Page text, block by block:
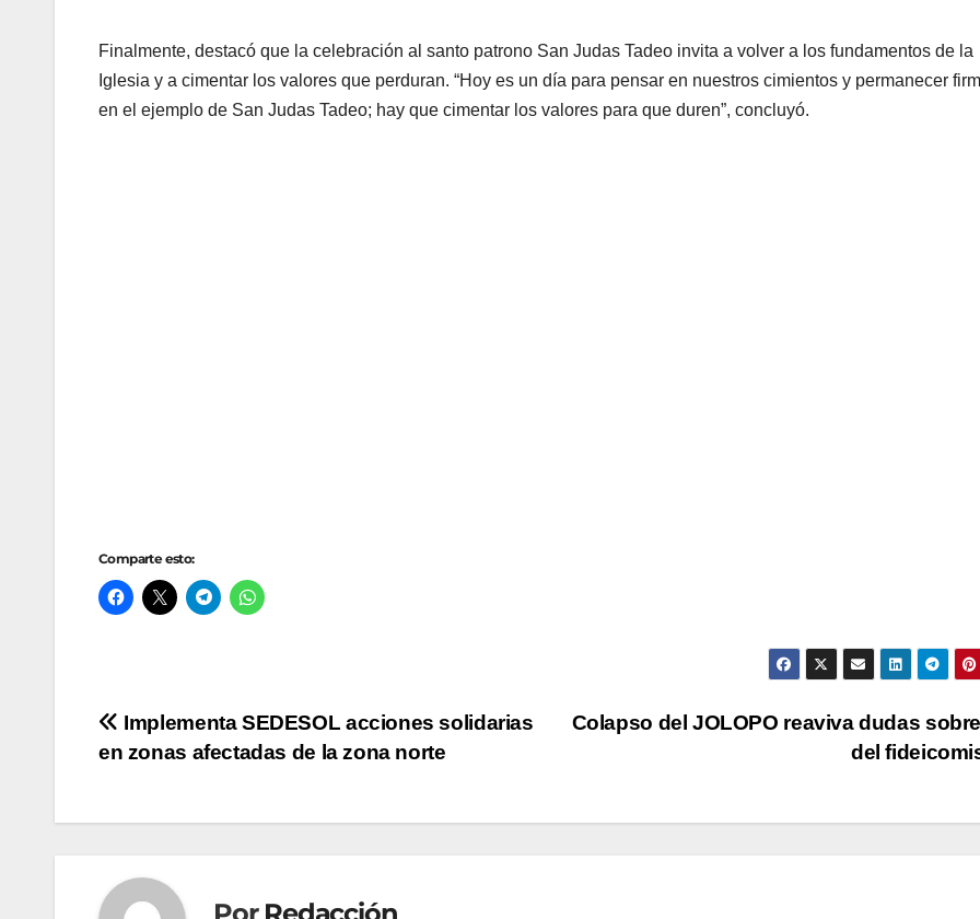
Finalmente, destacó que la celebración al santo patrono San Judas Tadeo invita a volver a los fundamentos de la
Iglesia y a cimentar los valores que perduran. “Hoy es un día para pensar en nuestros cimientos y permanecer
en el ejemplo de San Judas Tadeo; hay que cimentar los valores para que duren”, concluyó.
Comparte esto:
Navegación
entradas
Colapso del JOLOPO reaviva dudas
del
Implementa SEDESOL acciones solidarias
en zonas afectadas de la zona norte